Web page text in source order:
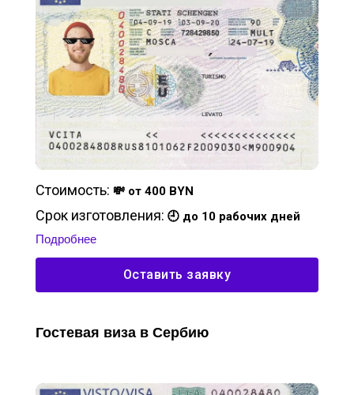
Стоимость: 💸 от 400 BYN
Срок изготовления: 🕘 до 10 рабочих дней
Подробнее
Оставить заявку
Гостевая виза в Сербию